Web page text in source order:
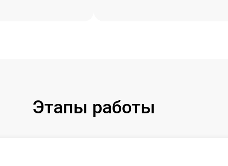
Этапы работы